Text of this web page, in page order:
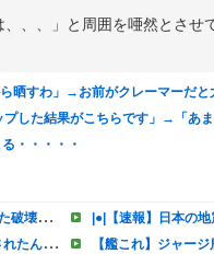
、、、」と周囲を唖然とさ